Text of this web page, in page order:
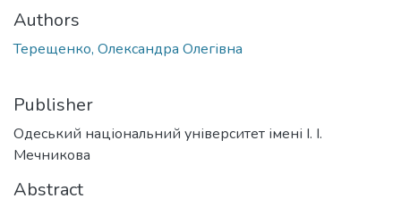
Authors
Терещенко, Олександра Олегівна
Publisher
Одеський національний університет імені І. І.
Мечникова
Abstract